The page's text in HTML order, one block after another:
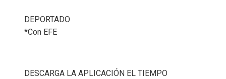
DEPORTADO
*Con EFE
DESCARGA LA APLICACIÓN EL TIEMPO